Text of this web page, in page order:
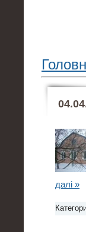
далі »